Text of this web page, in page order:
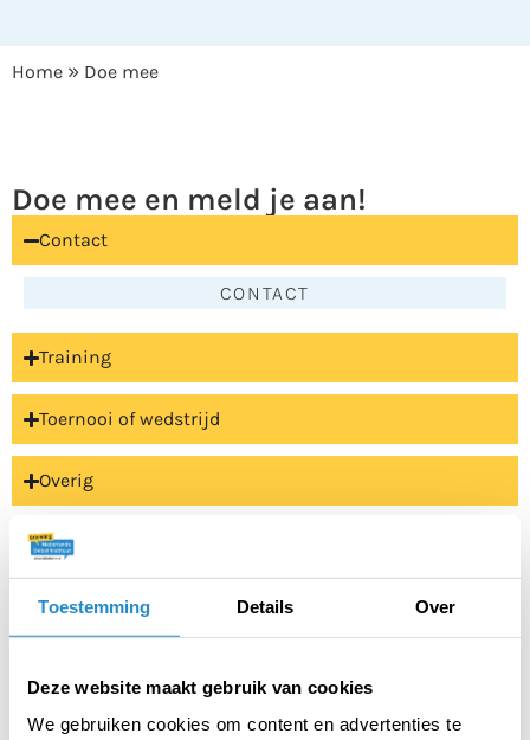
Toestemming Details Over
Deze website maakt gebruik van cookies
We gebruiken cookies om content en advertenties te
Home » Doe mee
Doe mee en meld je aan!
Contact
CONTACT
Training
Toernooi of wedstrijd
Overig